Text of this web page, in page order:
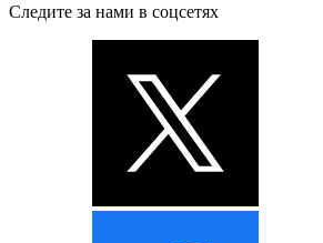
Следите за нами в соцсетях